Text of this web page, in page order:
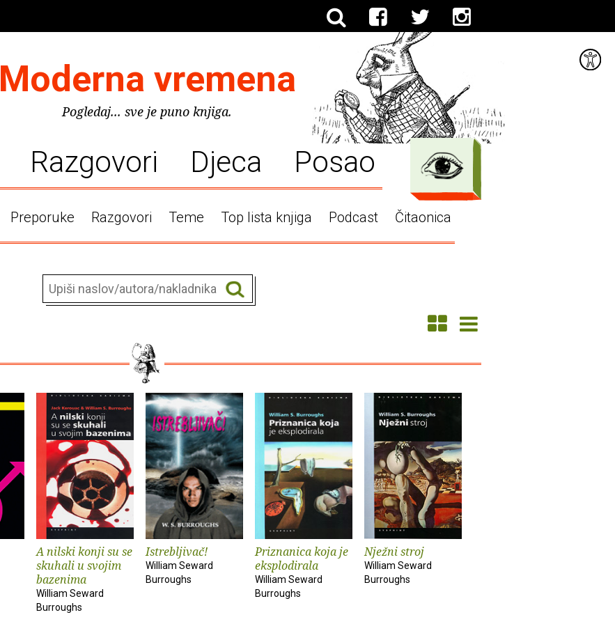
Moderna vremena
Pogledaj... sve je puno knjiga.
Razgovori Djeca Posao
Preporuke Razgovori Teme Top lista knjiga Podcast Čitaonica
A nilski konji su se
skuhali u svojim
bazenima
William Seward
Burroughs
Istrebljivač!
William Seward
Burroughs
Priznanica koja je
eksplodirala
William Seward
Burroughs
Nježni stroj
William Seward
Burroughs